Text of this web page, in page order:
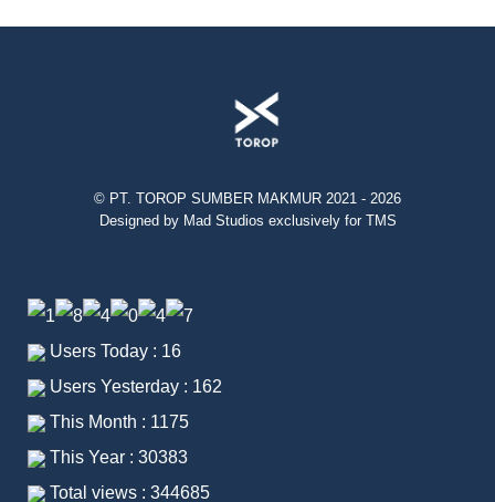
© PT. TOROP SUMBER MAKMUR 2021 - 2026
Designed by Mad Studios exclusively for TMS
Users Today : 16
Users Yesterday : 162
This Month : 1175
This Year : 30383
Total views : 344685